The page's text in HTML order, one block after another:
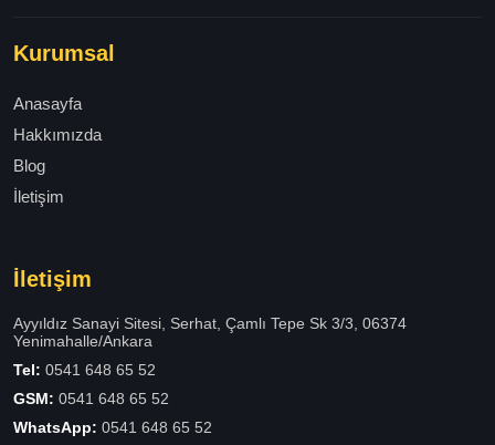
Kurumsal
Anasayfa
Hakkımızda
Blog
İletişim
İletişim
Ayyıldız Sanayi Sitesi, Serhat, Çamlı Tepe Sk 3/3, 06374
Yenimahalle/Ankara
Tel: 0541 648 65 52
GSM: 0541 648 65 52
WhatsApp: 0541 648 65 52